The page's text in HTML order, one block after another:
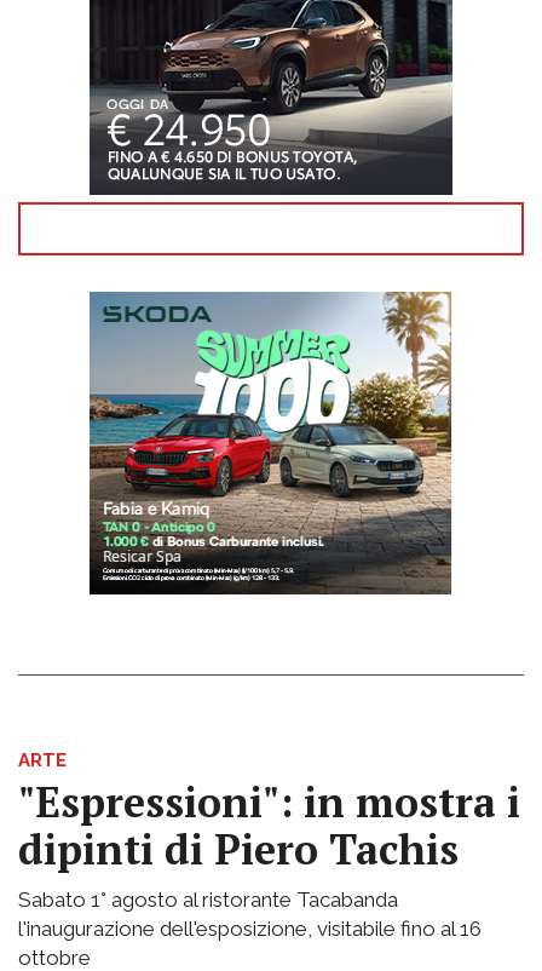
ARTE
"Espressioni": in mostra i
dipinti di Piero Tachis
Sabato 1° agosto al ristorante Tacabanda
l'inaugurazione dell'esposizione, visitabile fino al 16
ottobre